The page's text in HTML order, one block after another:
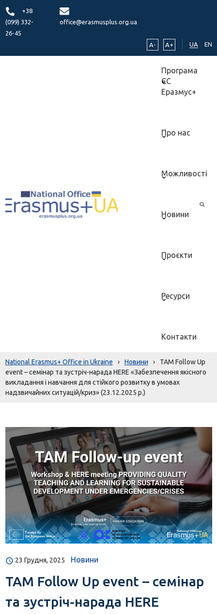
+38
(099) 332-
26-45
office@erasmusplus.org.ua
A- A+ UA EN
Програма
ЄС
Еразмус+
Про нас
Можливості
Новини
Проєкти
Ресурси
Контакти
National Erasmus+ Office in Ukraine › Новини ›
TAM Follow Up
event – семінар та зустріч-нарада HERE «Забезпечення якісного
викладання і навчання для стійкого розвитку в умовах
надзвичайних ситуацій/криз» (23.12.2025 р.)
23 Грудня, 2025 Новини
TAM Follow Up event – семінар
та зустріч-нарада HERE